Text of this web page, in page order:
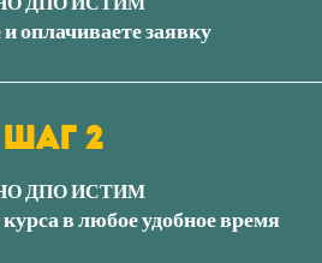
оплачиваете заявку
шаг 2
в любое удобное время